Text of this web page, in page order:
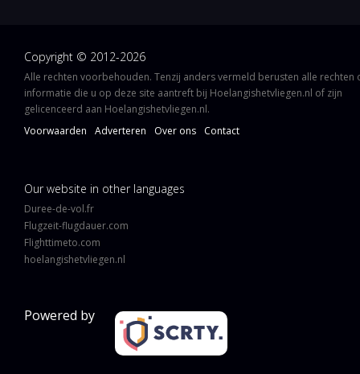
Copyright © 2012-2026
Alle rechten voorbehouden. Tenzij anders vermeld berusten alle rechten
informatie die u op deze site aantreft bij Hoelangishetvliegen.nl of zijn
gelicenceerd aan Hoelangishetvliegen.nl.
Voorwaarden
Adverteren Over ons Contact
Our website in other languages
Duree-de-vol.fr
Flugzeit-flugdauer.com
Flighttimeto.com
hoelangishetvliegen.nl
Powered by